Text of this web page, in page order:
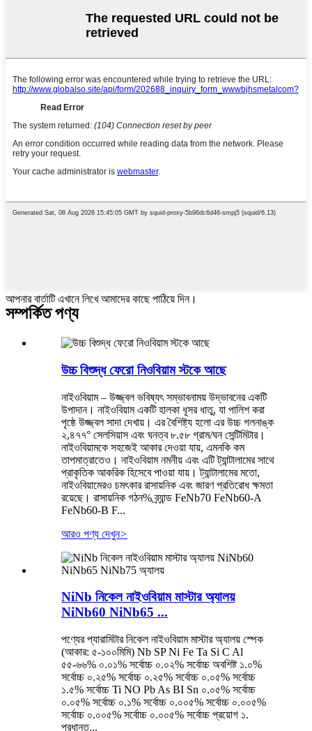
আপনার বার্তাটি এখানে লিখে আমাদের কাছে পাঠিয়ে দিন।
সম্পর্কিত পণ্য
উচ্চ বিশুদ্ধ ফেরো নিওবিয়াম স্টকে আছে
নাইওবিয়াম – উজ্জ্বল ভবিষ্যৎ সম্ভাবনাময় উদ্ভাবনের একটি
উপাদান। নাইওবিয়াম একটি হালকা ধূসর ধাতু, যা পালিশ করা
পৃষ্ঠে উজ্জ্বল সাদা দেখায়। এর বৈশিষ্ট্য হলো এর উচ্চ গলনাঙ্ক
২,৪৭৭° সেলসিয়াস এবং ঘনত্ব ৮.৫৮ গ্রাম/ঘন সেন্টিমিটার।
নাইওবিয়ামকে সহজেই আকার দেওয়া যায়, এমনকি কম
তাপমাত্রাতেও। নাইওবিয়াম নমনীয় এবং এটি ট্যান্টালামের সাথে
প্রাকৃতিক আকরিক হিসেবে পাওয়া যায়। ট্যান্টালামের মতো,
নাইওবিয়ামেরও চমৎকার রাসায়নিক এবং জারণ প্রতিরোধ ক্ষমতা
রয়েছে। রাসায়নিক গঠন% ব্র্যান্ড FeNb70 FeNb60-A
FeNb60-B F...
আরও পণ্য দেখুন>
NiNb নিকেল নাইওবিয়াম মাস্টার অ্যালয়
NiNb60 NiNb65 ...
পণ্যের প্যারামিটার নিকেল নাইওবিয়াম মাস্টার অ্যালয় স্পেক
(আকার: ৫-১০০মিমি) Nb SP Ni Fe Ta Si C Al
৫৫-৬৬% ০.০১% সর্বোচ্চ ০.০২% সর্বোচ্চ অবশিষ্ট ১.০%
সর্বোচ্চ ০.২৫% সর্বোচ্চ ০.২৫% সর্বোচ্চ ০.০৫% সর্বোচ্চ
১.৫% সর্বোচ্চ Ti NO Pb As BI Sn ০.০৫% সর্বোচ্চ
০.০৫% সর্বোচ্চ ০.১% সর্বোচ্চ ০.০০৫% সর্বোচ্চ ০.০০৫%
সর্বোচ্চ ০.০০৫% সর্বোচ্চ ০.০০৫% সর্বোচ্চ প্রয়োগ ১.
প্রধানত...